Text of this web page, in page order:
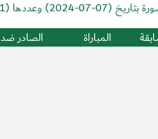
بتاريخ (2024-07-07) وعددها (1)
المباراة الصادر ضد